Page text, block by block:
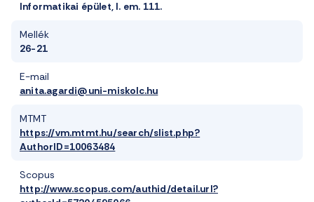
Informatikai épület, I. em. 111.
Mellék
26-21
E-mail
anita.agardi@uni-miskolc.hu
MTMT
https://vm.mtmt.hu/search/slist.php?
AuthorID=10063484
Scopus
http://www.scopus.com/authid/detail.url?